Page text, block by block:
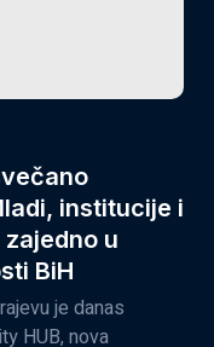
institucije i
u
BiH
je danas
HUB, nova